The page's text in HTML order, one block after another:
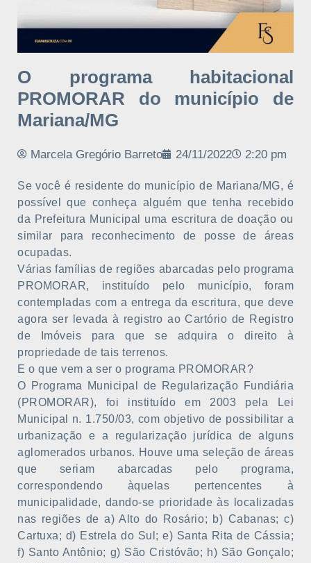
O programa habitacional
PROMORAR do município de
Mariana/MG
Marcela Gregório Barreto 24/11/2022 2:20 pm
Se você é residente do município de Mariana/MG, é
possível que conheça alguém que tenha recebido
da Prefeitura Municipal uma escritura de doação ou
similar para reconhecimento de posse de áreas
ocupadas.
Várias famílias de regiões abarcadas pelo programa
PROMORAR, instituído pelo município, foram
contempladas com a entrega da escritura, que deve
agora ser levada à registro ao Cartório de Registro
de Imóveis para que se adquira o direito à
propriedade de tais terrenos.
E o que vem a ser o programa PROMORAR?
O Programa Municipal de Regularização Fundiária
(PROMORAR), foi instituído em 2003 pela Lei
Municipal n. 1.750/03, com objetivo de possibilitar a
urbanização e a regularização jurídica de alguns
aglomerados urbanos. Houve uma seleção de áreas
que seriam abarcadas pelo programa,
correspondendo àquelas pertencentes à
municipalidade, dando-se prioridade às localizadas
nas regiões de a) Alto do Rosário; b) Cabanas; c)
Cartuxa; d) Estrela do Sul; e) Santa Rita de Cássia;
f) Santo Antônio; g) São Cristóvão; h) São Gonçalo;